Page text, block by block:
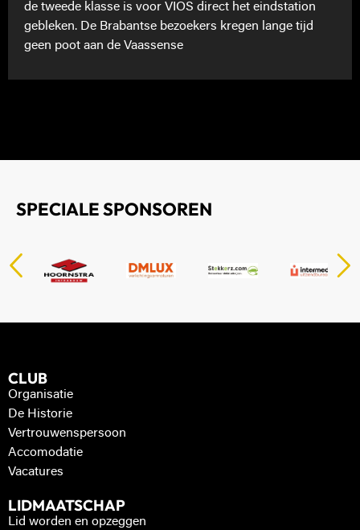
de tweede klasse is voor VIOS direct het eindstation
gebleken. De Brabantse bezoekers kregen lange tijd
geen poot aan de Vaassense
SPECIALE SPONSOREN
CLUB
Organisatie
De Historie
Vertrouwenspersoon
Accomodatie
Vacatures
LIDMAATSCHAP
Lid worden en opzeggen